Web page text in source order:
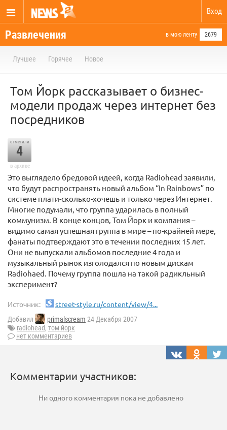
Вход
Развлечения в мою ленту 2679
Лучшее Горячее Новое
Том Йорк рассказывает о бизнес-
модели продаж через интернет без
посредников
отметили
4
в архиве
Это выглядело бредовой идеей, когда Radiohead заявили,
что будут распространять новый альбом “In Rainbows” по
системе плати-сколько-хочешь и только через Интернет.
Многие подумали, что группа ударилась в полный
коммунизм. В конце концов, Том Йорк и компания –
видимо самая успешная группа в мире – по-крайней мере,
фанаты подтверждают это в течении последних 15 лет.
Они не выпускали альбомов последние 4 года и
музыкальный рынок изголодался по новым дискам
Radiohaed. Почему группа пошла на такой радикльный
эксперимент?
Источник: street-style.ru/content/view/4...
Добавил primalscream 24 Декабря 2007
radiohead, том йорк
нет комментариев
Комментарии участников:
Ни одного комментария пока не добавлено